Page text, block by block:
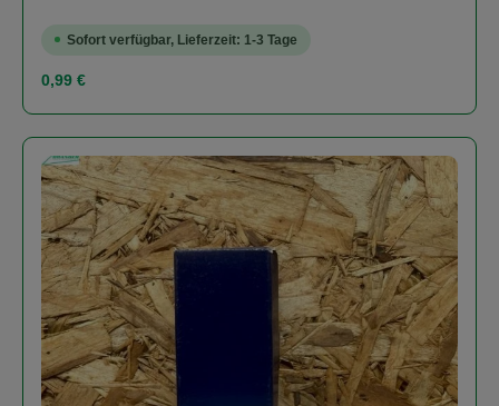
Sofort verfügbar, Lieferzeit: 1-3 Tage
Regulärer Preis:
0,99 €